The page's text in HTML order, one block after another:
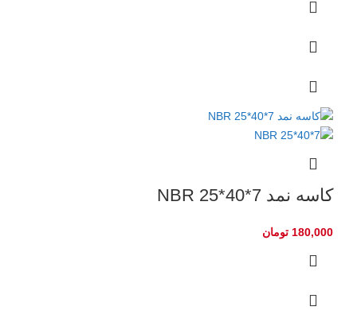
کاسه نمد NBR 25*40*7
180,000 تومان